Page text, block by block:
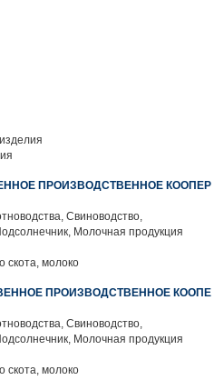
ПРОИЗВОДСТВЕННОЕ КООПЕР
Свиноводство,
Молочная продукция
скота, молоко
ПРОИЗВОДСТВЕННОЕ КООПЕ
Свиноводство,
Молочная продукция
скота, молоко